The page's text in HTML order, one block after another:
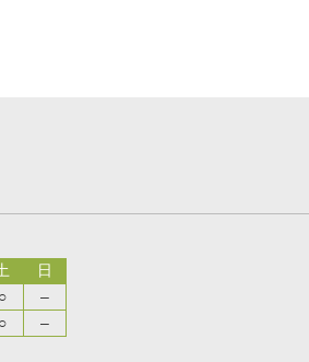
日
○
–
○ –